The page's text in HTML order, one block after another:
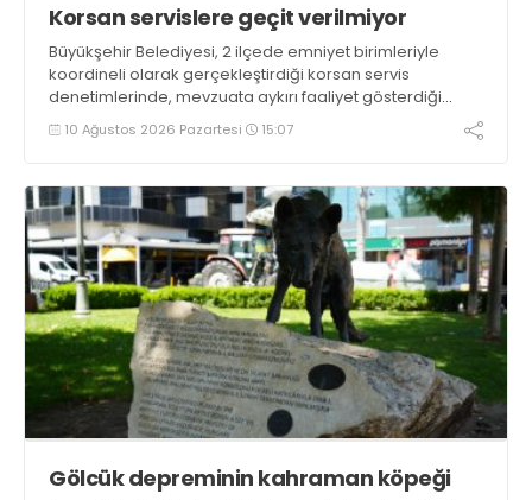
Korsan servislere geçit verilmiyor
Büyükşehir Belediyesi, 2 ilçede emniyet birimleriyle
koordineli olarak gerçekleştirdiği korsan servis
denetimlerinde, mevzuata aykırı faaliyet gösterdiği
tespit edilen 12 araca idari yaptırım uyguladı. Denetimler
kapsamında 1 araç ise trafikten men edildi
10 Ağustos 2026 Pazartesi 15:07
Gölcük depreminin kahraman köpeği